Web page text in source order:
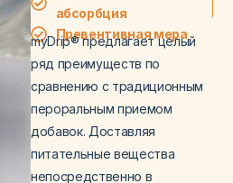
абсорбция
Превентивная мера
myDrip® предлагает целый
ряд преимуществ по
сравнению с традиционным
пероральным приемом
добавок. Доставляя
питательные вещества
непосредственно в